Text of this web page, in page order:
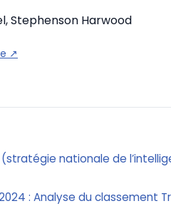
Stephenson Harwood
↗
(stratégie nationale de
: Analyse du classement